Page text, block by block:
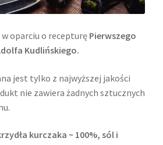
oparciu o recepturę Pierwszego
Kudlińskiego.
jest tylko z najwyższej jakości
nie zawiera żadnych sztucznych
kurczaka ~ 100%, sól i